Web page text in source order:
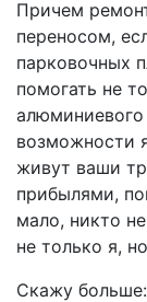
Причем
переносом,
парковочных
помогать не
алюминиевого
возможности
живут ваши
прибылями,
мало, никто
не только я,
Скажу